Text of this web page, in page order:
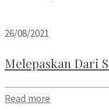
26/08/2021
Melepaskan Dari
Read more